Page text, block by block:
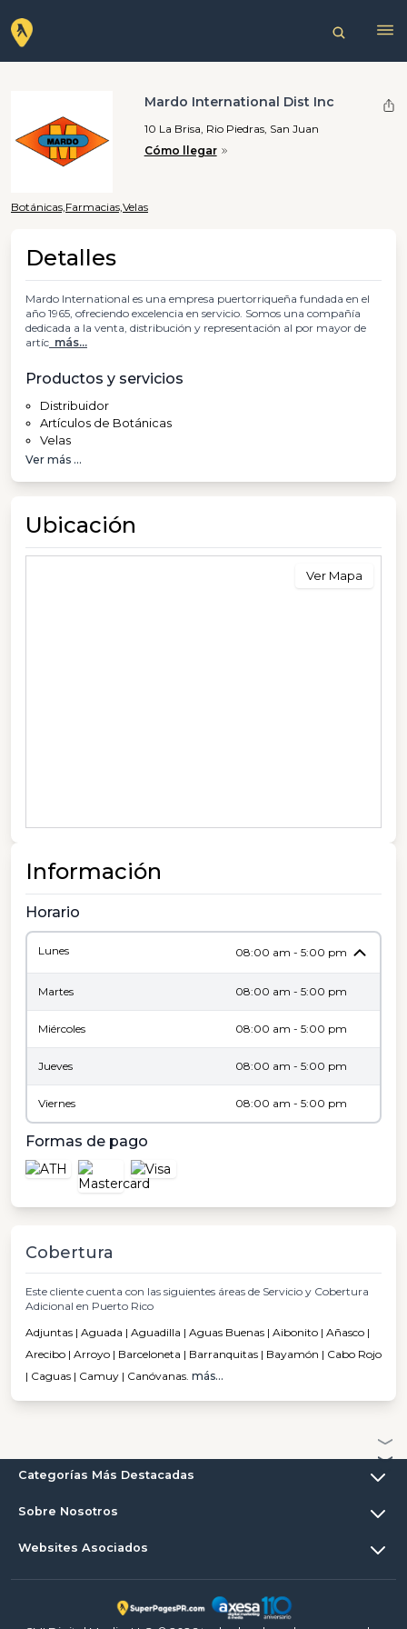
Mardo International Dist Inc
10 La Brisa, Rio Piedras, San Juan
Cómo llegar
Botánicas,Farmacias,Velas
Detalles
Mardo International es una empresa puertorriqueña fundada en el
año 1965, ofreciendo excelencia en servicio. Somos una compañía
dedicada a la venta, distribución y representación al por mayor de
artíc más...
Productos y servicios
Distribuidor
Artículos de Botánicas
Velas
Ver más ...
Ubicación
Ver Mapa
Información
Horario
Lunes 08:00 am - 5:00 pm
Martes 08:00 am - 5:00 pm
Miércoles 08:00 am - 5:00 pm
Jueves 08:00 am - 5:00 pm
Viernes 08:00 am - 5:00 pm
Formas de pago
Cobertura
Este cliente cuenta con las siguientes áreas de Servicio y Cobertura
Adicional en Puerto Rico
Adjuntas | Aguada | Aguadilla | Aguas Buenas | Aibonito | Añasco |
Arecibo | Arroyo | Barceloneta | Barranquitas | Bayamón | Cabo Rojo
| Caguas | Camuy | Canóvanas. más...
Categorías Más Destacadas
Sobre Nosotros
Websites Asociados